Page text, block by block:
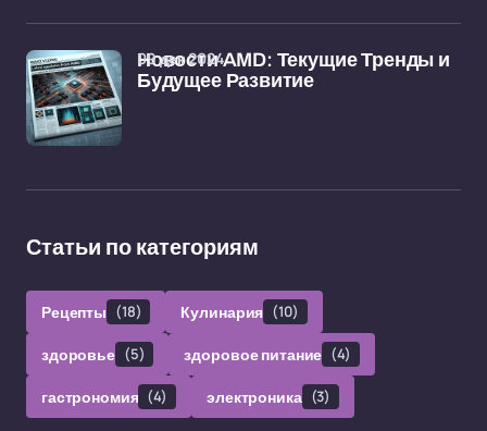
Новости AMD: Текущие Тренды и
Будущее Развитие
09 дек 2024
Статьи по категориям
Рецепты (18) Кулинария (10)
здоровье (5) здоровое питание (4)
гастрономия (4) электроника (3)